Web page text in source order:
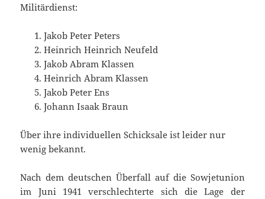
Militärdienst:
Jakob Peter Peters
Heinrich Heinrich Neufeld
Jakob Abram Klassen
Heinrich Abram Klassen
Jakob Peter Ens
Johann Isaak Braun
Über ihre individuellen Schicksale ist leider nur
wenig bekannt.
Nach dem deutschen Überfall auf die Sowjetunion
im Juni 1941 verschlechterte sich die Lage der